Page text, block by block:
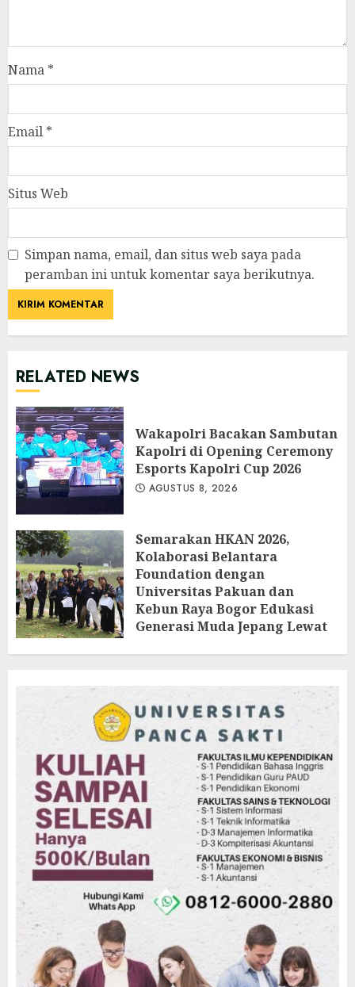
Nama *
Email *
Situs Web
Simpan nama, email, dan situs web saya pada
peramban ini untuk komentar saya berikutnya.
RELATED NEWS
Wakapolri Bacakan Sambutan
Kapolri di Opening Ceremony
Esports Kapolri Cup 2026
AGUSTUS 8, 2026
Semarakan HKAN 2026,
Kolaborasi Belantara
Foundation dengan
Universitas Pakuan dan
Kebun Raya Bogor Edukasi
Generasi Muda Jepang Lewat